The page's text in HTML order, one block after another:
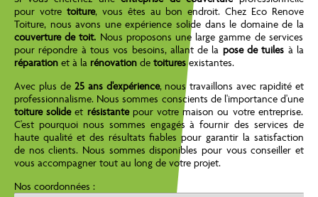
pour votre toiture, vous êtes au bon endroit. Chez Eco Renove
Toiture, nous avons une expérience solide dans le domaine de la
couverture de toit. Nous proposons une large gamme de services
pour répondre à tous vos besoins, allant de la pose de tuiles à la
réparation et à la rénovation de toituresexistantes.
Avec plus de 25 ans d'expérience, nous travaillons avec rapidité et
professionnalisme. Nous sommes conscients de l'importance d'une
toiture solideet résistantepour votre maison ou votre entreprise.
C'est pourquoi nous sommes engagés à fournir des services de
haute qualité et des résultats fiables pour garantir la satisfaction
de nos clients. Nous sommes disponibles pour vous conseiller et
vous accompagner tout au long de votre projet.
Nos coordonnées :